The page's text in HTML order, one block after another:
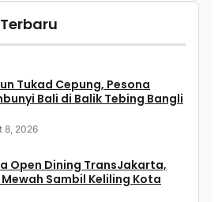
Tukad Cepung, Pesona
Bali di Balik Tebing Bangli
8, 2026
Open Dining TransJakarta,
Sambil Keliling Kota